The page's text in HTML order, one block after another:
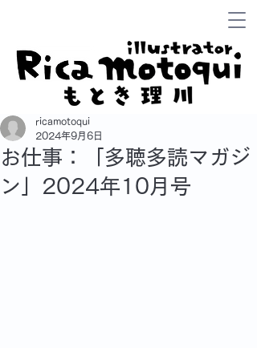
お仕事：「多聴多読マガジ
ン」2024年10月号
ricamotoqui
2024年9月6日